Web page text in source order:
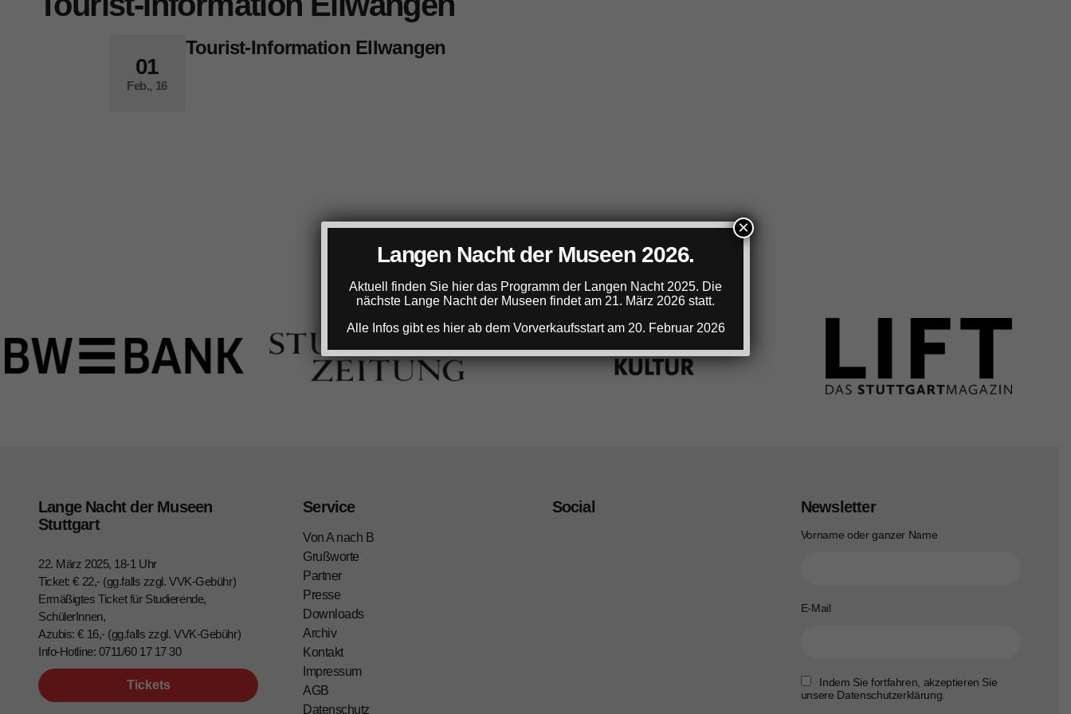
01
Feb., 16
Tourist-Information Ellwangen
Lange Nacht der Museen
Stuttgart
22. März 2025, 18-1 Uhr
Ticket: € 22,- (gg.falls zzgl. VVK-Gebühr)
Ermäßigtes Ticket für Studierende,
SchülerInnen,
Azubis: € 16,- (gg.falls zzgl. VVK-Gebühr)
Info-Hotline: 0711/60 17 17 30
Tickets
Service
Von A nach B
Grußworte
Partner
Presse
Downloads
Archiv
Kontakt
Impressum
AGB
Datenschutz
Social Newsletter
Vorname oder ganzer Name
E-Mail
Indem Sie fortfahren, akzeptieren Sie
unsere Datenschutzerklärung.
Langen Nacht der Museen 2026.
Aktuell finden Sie hier das Programm der Langen Nacht 2025. Die
nächste Lange Nacht der Museen findet am 21. März 2026 statt.
Alle Infos gibt es hier ab dem Vorverkaufsstart am 20. Februar 2026
×